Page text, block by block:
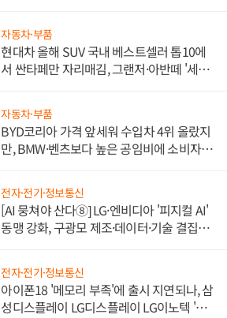
자동차·부품
현대차 올해 SUV 국내 베스트셀러 톱10에
서 싼타페만 자리매김, 그랜저·아반떼 '세단
자동차·부품
BYD코리아 가격 앞세워 수입차 4위 올랐지
만, BMW·벤츠보다 높은 공임비에 소비자
전자·전기·정보통신
[AI 뭉쳐야 산다⑧] LG·엔비디아 '피지컬 AI'
동맹 강화, 구광모 제조·데이터·기술 결집
전자·전기·정보통신
아이폰18 '메모리 부족'에 출시 지연되나, 삼
성디스플레이 LG디스플레이 LG이노텍 '탈